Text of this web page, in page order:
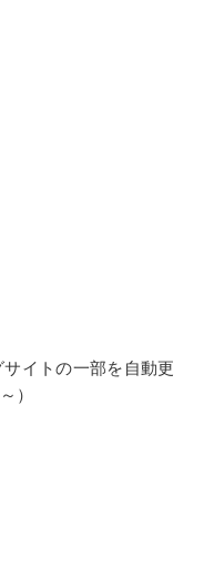
イトの一部を自動更
）